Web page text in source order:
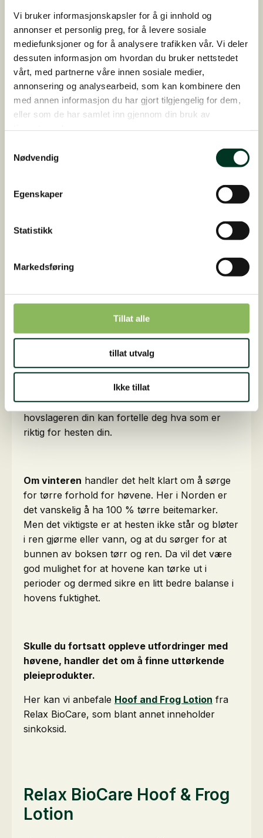
Vi bruker informasjonskapsler for å gi innhold og
annonser et personlig preg, for å levere sosiale
mediefunksjoner og for å analysere trafikken vår. Vi deler
dessuten informasjon om hvordan du bruker nettstedet
vårt, med partnerne våre innen sosiale medier,
annonsering og analysearbeid, som kan kombinere den
med annen informasjon du har gjort tilgjengelig for dem,
eller som de har samlet inn gjennom din bruk av
Nødvendig
Egenskaper
Statistikk
Markedsføring
Tillat alle
tillat utvalg
Ikke tillat
ned, eller kanskje på jord, vil det være fornuftig
å supplere med omega-3-oljer om sommeren.
Produkter somLinuStarogLeinöler bra å
supplere med om sommeren.
høver regelmessig inspiseres og beskjæres
sommeren, noe som betyr at hovslageren må
komme innom oftere. Det typiske intervallet for
de fleste hester er 4–8 uker. Nærmere 4 om
sommeren og nærmere 8 om vinteren, men
hovslageren din kan fortelle deg hva som er
riktig for hesten din.
Om vinteren handler det helt klart om å sørge
for tørre forhold for høvene. Her i Norden er
det vanskelig å ha 100 % tørre beitemarker.
Men det viktigste er at hesten ikke står og bløter
i ren gjørme eller vann, og at du sørger for at
bunnen av boksen tørr og ren. Da vil det være
god mulighet for at hovene kan tørke ut i
perioder og dermed sikre en litt bedre balanse i
hovens fuktighet.
Skulle du fortsatt oppleve utfordringer med
høvene, handler det om å finne uttørkende
pleieprodukter.
Her kan vi anbefale Hoof and Frog Lotion fra
Relax BioCare, som blant annet inneholder
sinkoksid.
Relax BioCare Hoof & Frog
Lotion